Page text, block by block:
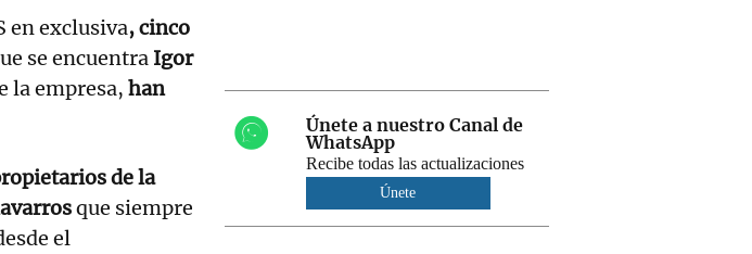
en exclusiva, cinco
se encuentra Igor
la empresa, han
de la
que siempre
el
Únete a nuestro Canal de
WhatsApp
Recibe todas las actualizaciones
Únete